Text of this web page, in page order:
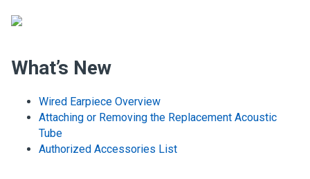
What’s New
Wired Earpiece Overview
Attaching or Removing the Replacement Acoustic
Tube
Authorized Accessories List